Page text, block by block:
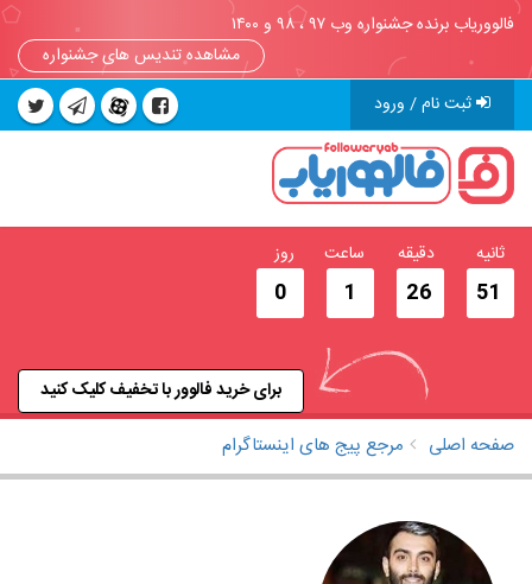
فالووریاب برنده جشنواره وب ۹۷ ، ۹۸ و ۱۴۰۰
مشاهده تندیس های جشنواره
ثبت نام / ورود
51
ثانیه
26
دقیقه
1
ساعت
0
روز
برای خرید فالوور با تخفیف کلیک کنید
صفحه اصلی مرجع پیج های اینستاگرام